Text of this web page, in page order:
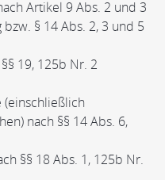
Artikel 9 Abs. 2 und 3
§ 14 Abs. 2, 3 und 5
19, 125b Nr. 2
(einschließlich
nach §§ 14 Abs. 6,
§§ 18 Abs. 1, 125b Nr.